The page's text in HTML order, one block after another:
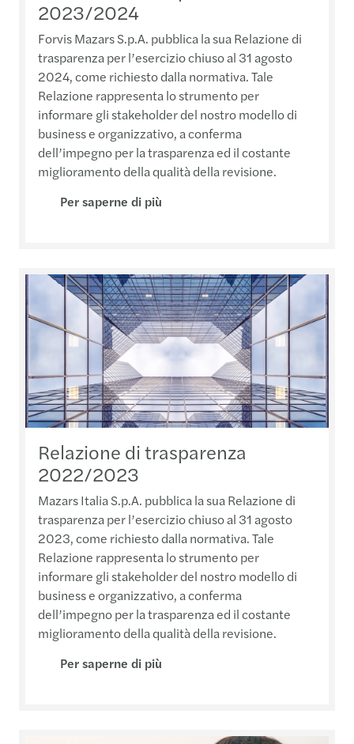
2023/2024
Forvis Mazars S.p.A. pubblica la sua Relazione di
trasparenza per l’esercizio chiuso al 31 agosto
2024, come richiesto dalla normativa. Tale
Relazione rappresenta lo strumento per
informare gli stakeholder del nostro modello di
business e organizzativo, a conferma
dell’impegno per la trasparenza ed il costante
miglioramento della qualità della revisione.
Per saperne di più
Relazione di trasparenza
2022/2023
Mazars Italia S.p.A. pubblica la sua Relazione di
trasparenza per l’esercizio chiuso al 31 agosto
2023, come richiesto dalla normativa. Tale
Relazione rappresenta lo strumento per
informare gli stakeholder del nostro modello di
business e organizzativo, a conferma
dell’impegno per la trasparenza ed il costante
miglioramento della qualità della revisione.
Per saperne di più